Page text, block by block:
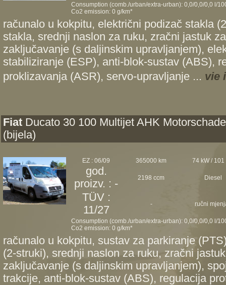
Consumption (comb./urban/extra-urban): 0,0/0,0/0,0 l/
Co2 emission: 0 g/km*
računalo u kokpitu, električni podizač stakla
stakla, srednji naslon za ruku, zračni jastuk
zaključavanje (s daljinskim upravljanjem),
stabiliziranje (ESP), anti-blok-sustav (ABS),
proklizavanja (ASR), servo-upravljanje ...
Fiat Ducato 30 100 Multijet AHK
(bijela)
EZ : 06/09 365000 km 74 kW / 101
god.
proizv. : -
2198 ccm Diesel
TÜV :
11/27
- ručni
Consumption (comb./urban/extra-urban): 0,0/0,0/0,0 l/
Co2 emission: 0 g/km*
računalo u kokpitu, sustav za parkiranje
(2-struki), srednji naslon za ruku, zračni
zaključavanje (s daljinskim upravljanjem),
trakcije, anti-blok-sustav (ABS), regulacija